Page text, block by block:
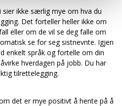
ikke særlig mye om hva du
Det forteller heller ikke om
eller om de vil se deg falle om
se for seg sistnevnte. Igjen
enkelt språk og fortelle om din
hverdagen på jobb. Du har
tilrettelegging.
det er mye positivt å hente på å